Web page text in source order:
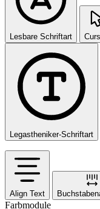
Lesbare Schriftart
Legastheniker-Schriftart
Align Text
Farbmodule